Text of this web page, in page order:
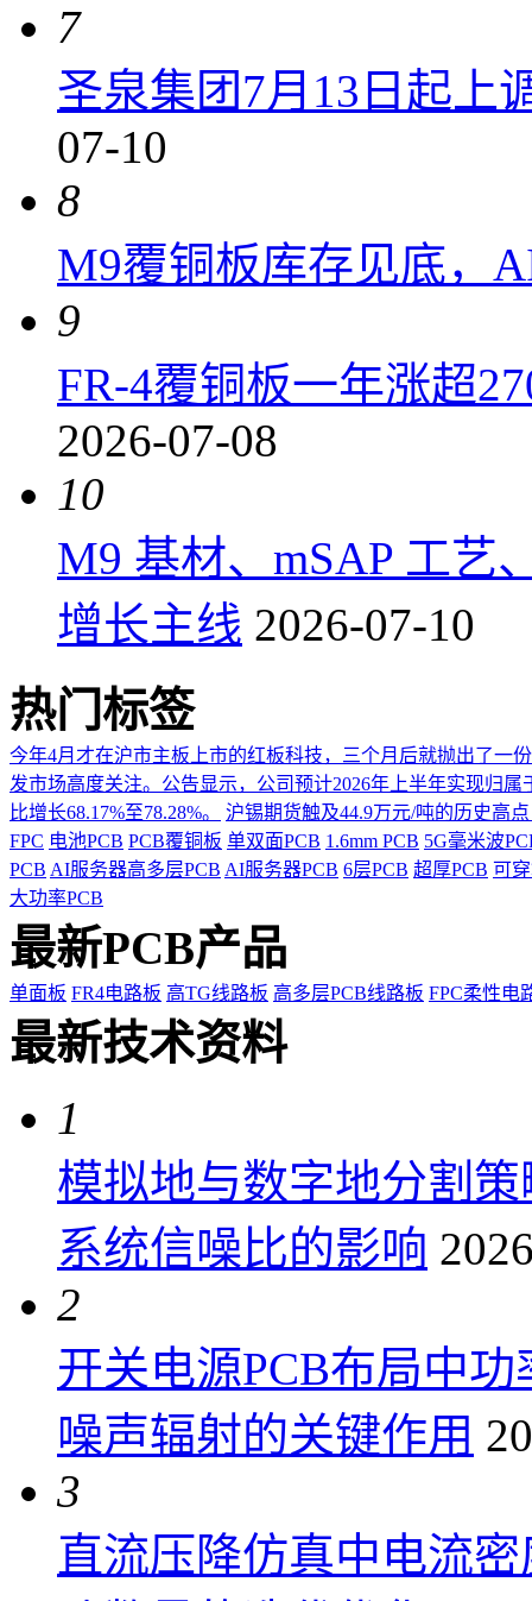
7
圣泉集团7月13日起上
07-10
8
M9覆铜板库存见底，
9
FR-4覆铜板一年涨超
2026-07-08
10
M9 基材、mSAP 工艺
增长主线 2026-07-10
热门标签
今年4月才在沪市主板上市的红板科技，三个月后就抛出了一
发市场高度关注。公告显示，公司预计2026年上半年实现归
比增长68.17%至78.28%。
沪锡期货触及44.9万元/吨的历史高
FPC 电池PCB PCB覆铜板 单双面PCB 1.6mm PCB 5G毫米波
PCB AI服务器高多层PCB AI服务器PCB 6层PCB 超厚PCB 可
大功率PCB
最新PCB产品
单面板 FR4电路板 高TG线路板 高多层PCB线路板 FPC柔性电
最新技术资料
1
模拟地与数字地分割
系统信噪比的影响
2
开关电源PCB布局中
噪声辐射的关键作用
3
直流压降仿真中电流